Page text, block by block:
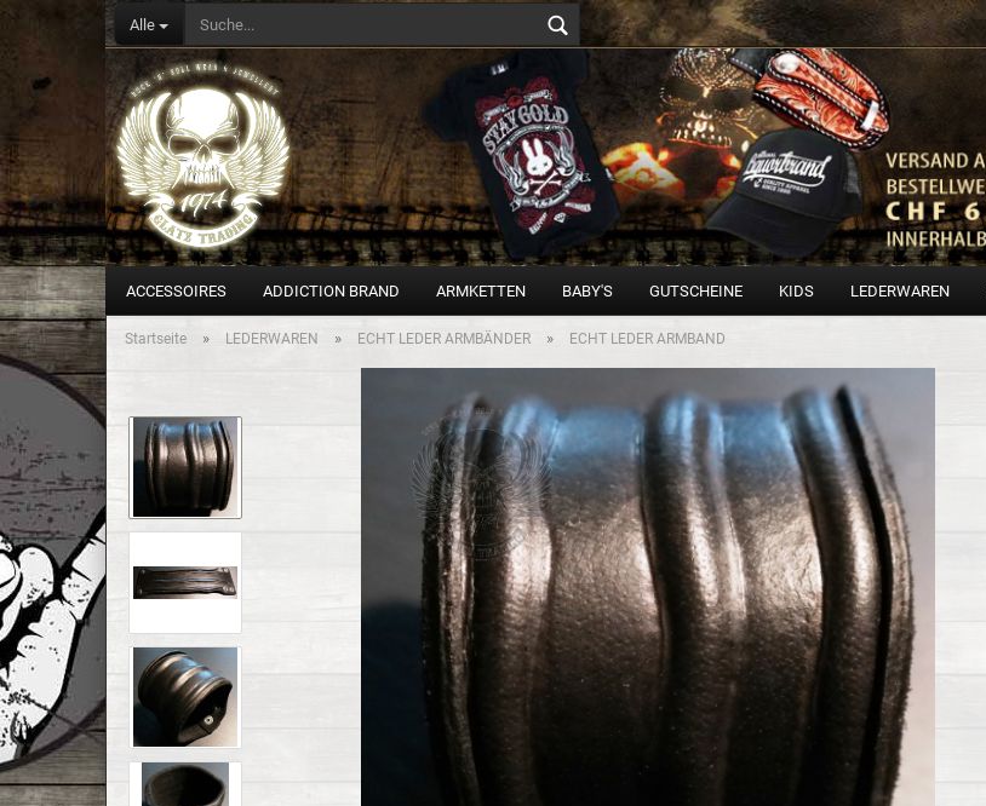
Alle
ACCESSOIRES ADDICTION BRAND ARMKETTEN BABY'S GUTSCHEINE KIDS LEDERWAREN
Startseite » LEDERWAREN » ECHT LEDER ARMBÄNDER » ECHT LEDER ARMBAND